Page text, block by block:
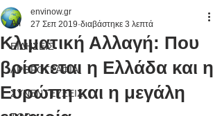
All
ΕΙΔΗΣΕΙΣ
ΑΡΘΡΟΓΡΑΦΙΑ
ΣΥΝΕΝΤΕΥΞΕΙΣ
Κλιματική Αλλαγή: Που
βρίσκεται η Ελλάδα και η
Ευρώπη και η μεγάλη
envinow.gr
27 Σεπ 2019 διαβάστηκε 3 λεπτά